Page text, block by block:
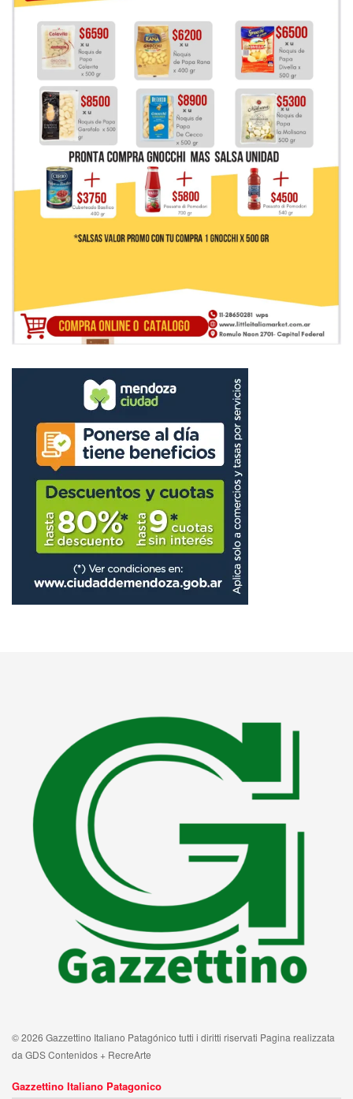
© 2026 Gazzettino Italiano Patagónico tutti i diritti riservati Pagina realizzata
da GDS Contenidos + RecreArte
Gazzettino Italiano Patagonico